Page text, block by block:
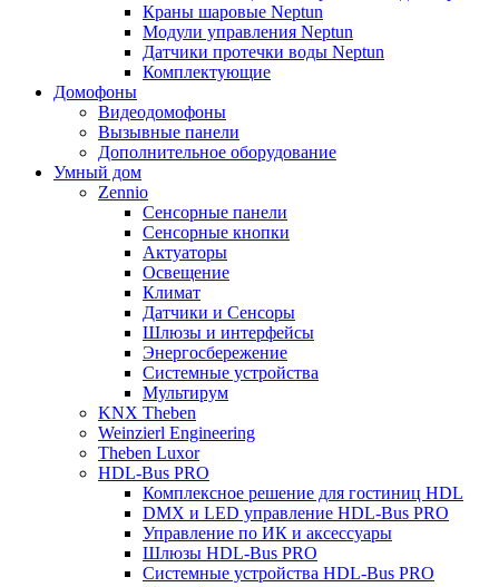
Краны шаровые Neptun
Модули управления Neptun
Датчики протечки воды Neptun
Комплектующие
Домофоны
Видеодомофоны
Вызывные панели
Дополнительное оборудование
Умный дом
Zennio
Сенсорные панели
Сенсорные кнопки
Актуаторы
Освещение
Климат
Датчики и Сенсоры
Шлюзы и интерфейсы
Энергосбережение
Системные устройства
Мультирум
KNX Theben
Weinzierl Engineering
Theben Luxor
HDL-Bus PRO
Комплексное решение для гостиниц HDL
DMX и LED управление HDL-Bus PRO
Управление по ИК и аксессуары
Шлюзы HDL-Bus PRO
Системные устройства HDL-Bus PRO